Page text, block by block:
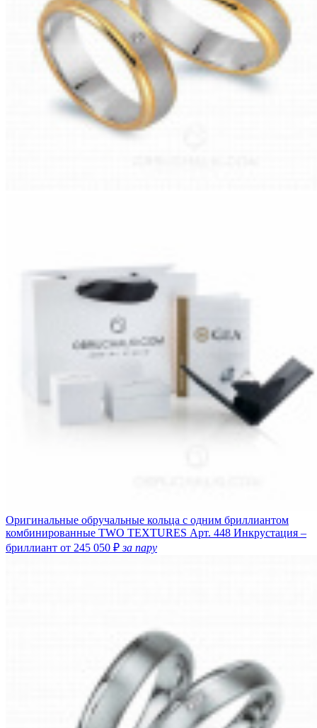
Оригинальные обручальные кольца с одним бриллиантом
комбинированные TWO TEXTURES Арт. 448 Инкрустация –
бриллиант от 245 050 ₽за пару